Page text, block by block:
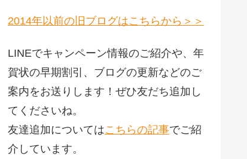
2014年以前の旧ブログはこちらから＞＞
LINEでキャンペーン情報のご紹介や、年
賀状の早期割引、ブログの更新などのご
案内をお送りします！ぜひ友だち追加し
てくださいね。
友達追加についてはこちらの記事でご紹
介しています。